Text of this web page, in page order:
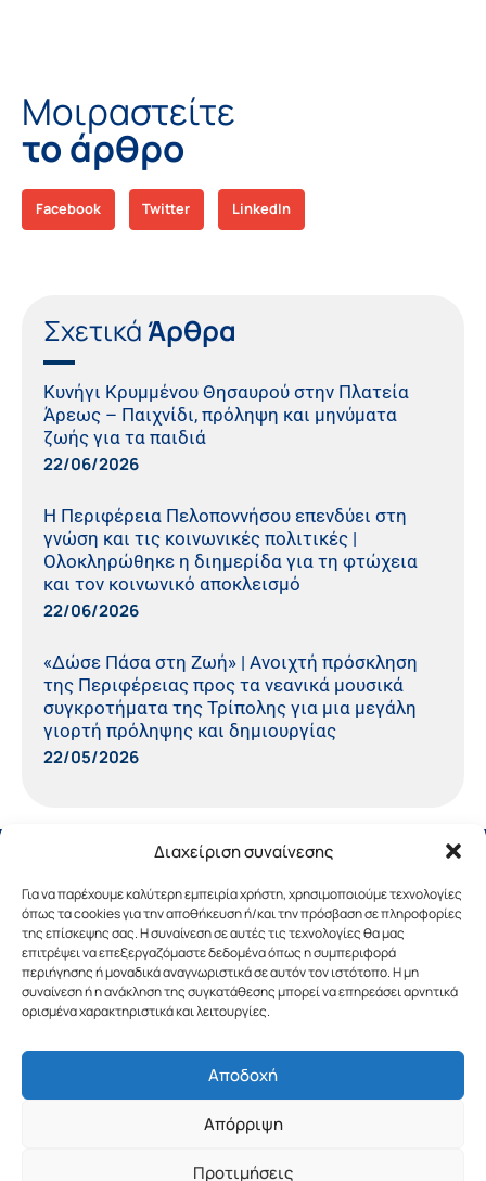
Διαχείριση συναίνεσης
Για να παρέχουμε καλύτερη εμπειρία χρήστη, χρησιμοποιούμε τεχνολογίες
όπως τα cookies για την αποθήκευση ή/και την πρόσβαση σε πληροφορίες
της επίσκεψης σας. Η συναίνεση σε αυτές τις τεχνολογίες θα μας
επιτρέψει να επεξεργαζόμαστε δεδομένα όπως η συμπεριφορά
περιήγησης ή μοναδικά αναγνωριστικά σε αυτόν τον ιστότοπο. Η μη
συναίνεση ή η ανάκληση της συγκατάθεσης μπορεί να επηρεάσει αρνητικά
ορισμένα χαρακτηριστικά και λειτουργίες.
Αποδοχή
Απόρριψη
Προτιμήσεις
Μοιραστείτε
το άρθρο
Facebook Twitter LinkedIn
Σχετικά Άρθρα
Κυνήγι Κρυμμένου Θησαυρού στην Πλατεία
Άρεως – Παιχνίδι, πρόληψη και μηνύματα
ζωής για τα παιδιά
22/06/2026
Η Περιφέρεια Πελοποννήσου επενδύει στη
γνώση και τις κοινωνικές πολιτικές |
Ολοκληρώθηκε η διημερίδα για τη φτώχεια
και τον κοινωνικό αποκλεισμό
22/06/2026
«Δώσε Πάσα στη Ζωή» | Ανοιχτή πρόσκληση
της Περιφέρειας προς τα νεανικά μουσικά
συγκροτήματα της Τρίπολης για μια μεγάλη
γιορτή πρόληψης και δημιουργίας
22/05/2026
Copyright © 2019 Περιφέρεια Πελοποννήσου.
Σχεδιασμός & Υλοποίηση από την